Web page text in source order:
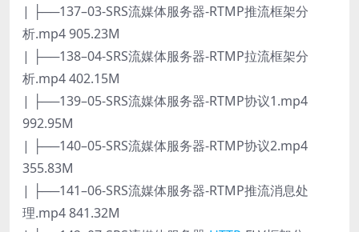
| ├──137–03-SRS流媒体服务器-RTMP推流框架分
析.mp4 905.23M
| ├──138–04-SRS流媒体服务器-RTMP拉流框架分
析.mp4 402.15M
| ├──139–05-SRS流媒体服务器-RTMP协议1.mp4
992.95M
| ├──140–05-SRS流媒体服务器-RTMP协议2.mp4
355.83M
| ├──141–06-SRS流媒体服务器-RTMP推流消息处
理.mp4 841.32M